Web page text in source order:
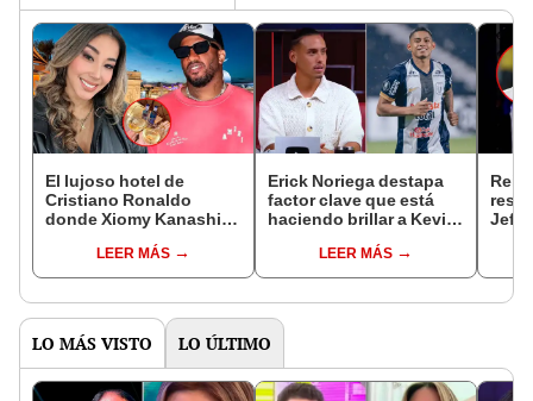
El lujoso hotel de
Cristiano Ronaldo
donde Xiomy Kanashiro
disfrutan de España:
hasta 350 euros por
LEER MÁS
Erick Noriega destapa
factor clave que está
haciendo brillar a Kevin
Lima: "No todos son
iguales"
LEER MÁS
LO MÁS VISTO LO ÚLTIMO